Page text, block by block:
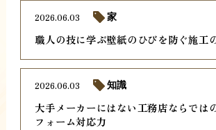
職人の技に学ぶ壁紙のひびを防ぐ施工
2026.06.03 家
大手メーカーにはない工務店ならでは
フォーム対応力
2026.06.03 知識